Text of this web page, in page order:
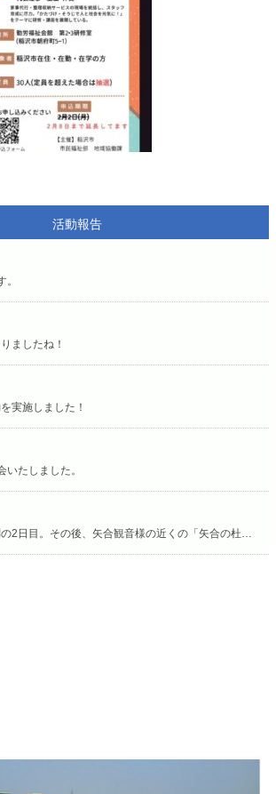
活動報告
ましたね！
実施しました！
たしました。
日目。その後、矢合観音様の近くの「矢合の杜」へ。